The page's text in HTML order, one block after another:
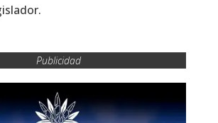
Publicidad